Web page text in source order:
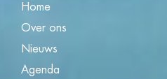
Home
Over ons
Nieuws
Agenda